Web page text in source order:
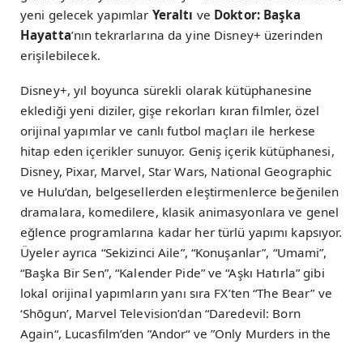
yeni gelecek yapımlar Yeraltı ve Doktor: Başka
Hayatta’nın tekrarlarına da yine Disney+ üzerinden
erişilebilecek.
Disney+, yıl boyunca sürekli olarak kütüphanesine
eklediği yeni diziler, gişe rekorları kıran filmler, özel
orijinal yapımlar ve canlı futbol maçları ile herkese
hitap eden içerikler sunuyor. Geniş içerik kütüphanesi,
Disney, Pixar, Marvel, Star Wars, National Geographic
ve Hulu’dan, belgesellerden eleştirmenlerce beğenilen
dramalara, komedilere, klasik animasyonlara ve genel
eğlence programlarına kadar her türlü yapımı kapsıyor.
Üyeler ayrıca “Sekizinci Aile”, “Konuşanlar”, “Umami”,
“Başka Bir Sen”, “Kalender Pide” ve “Aşkı Hatırla” gibi
lokal orijinal yapımların yanı sıra FX’ten “The Bear” ve
‘Shōgun’, Marvel Television’dan “Daredevil: Born
Again“, Lucasfilm’den ”Andor“ ve ”Only Murders in the